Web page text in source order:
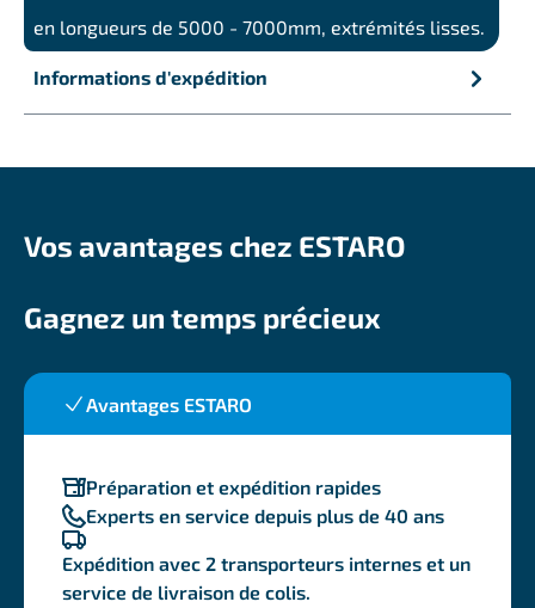
en longueurs de 5000 - 7000mm, extrémités lisses.
Informations d'expédition
Vos avantages chez ESTARO
Avantages ESTARO
Préparation et expédition rapides
Experts en service depuis plus de 40 ans
Expédition avec 2 transporteurs internes et un
service de livraison de colis.
Gagnez un temps précieux